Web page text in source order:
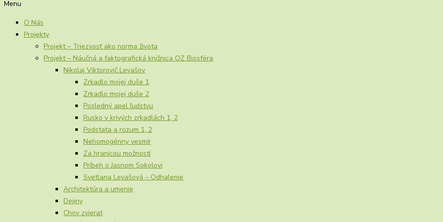
Menu
O Nás
Projekty
Projekt – Triezvosť ako norma života
Projekt – Náučná a faktografická knižnica OZ Biosféra
Nikolaj Viktorovič Levašov
Zrkadlo mojej duše 1
Zrkadlo mojej duše 2
Posledný apel ľudstvu
Rusko v krivých zrkadlách 1, 2
Podstata a rozum 1, 2
Nehomogénny vesmír
Za hranicou možností
Príbeh o Jasnom Sokolovi
Svetlana Levašová – Odhalenie
Architektúra a umenie
Dejiny
Chov zvierat